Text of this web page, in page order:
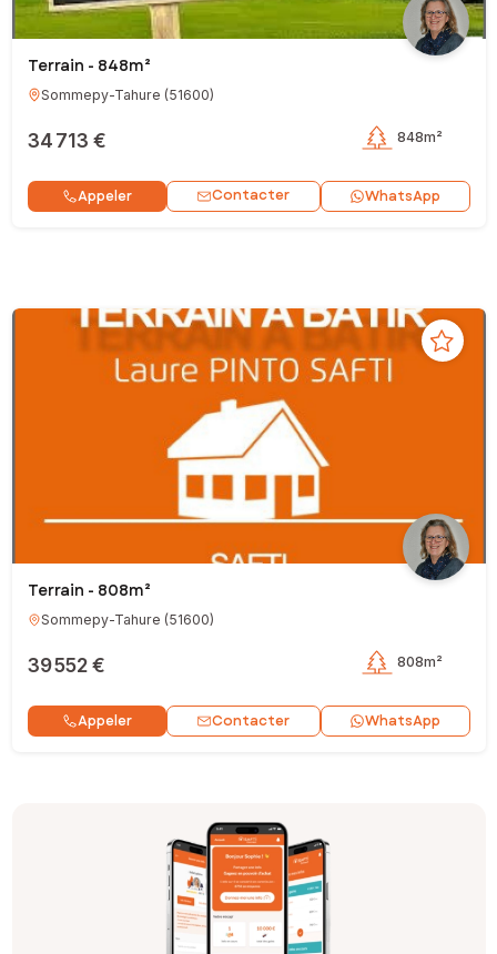
Terrain - 848m²
Sommepy-Tahure (51600)
34 713 € 848m²
Appeler Contacter WhatsApp
Terrain - 808m²
Sommepy-Tahure (51600)
39 552 € 808m²
Appeler Contacter WhatsApp